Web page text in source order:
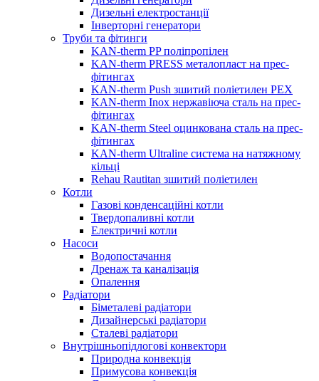
Дизельні електростанції
Інверторні генератори
Труби та фітинги
KAN-therm PP поліпропілен
KAN-therm PRESS металопласт на прес-
фітингах
KAN-therm Push зшитий поліетилен PEX
KAN-therm Inox нержавіюча сталь на прес-
фітингах
KAN-therm Steel оцинкована сталь на прес-
фітингах
KAN-therm Ultraline система на натяжному
кільці
Rehau Rautitan зшитий поліетилен
Котли
Газові конденсаційні котли
Твердопаливні котли
Електричні котли
Насоси
Водопостачання
Дренаж та каналізація
Опалення
Радіатори
Біметалеві радіатори
Дизайнерські радіатори
Сталеві радіатори
Внутрішньопідлогові конвектори
Природна конвекція
Примусова конвекція